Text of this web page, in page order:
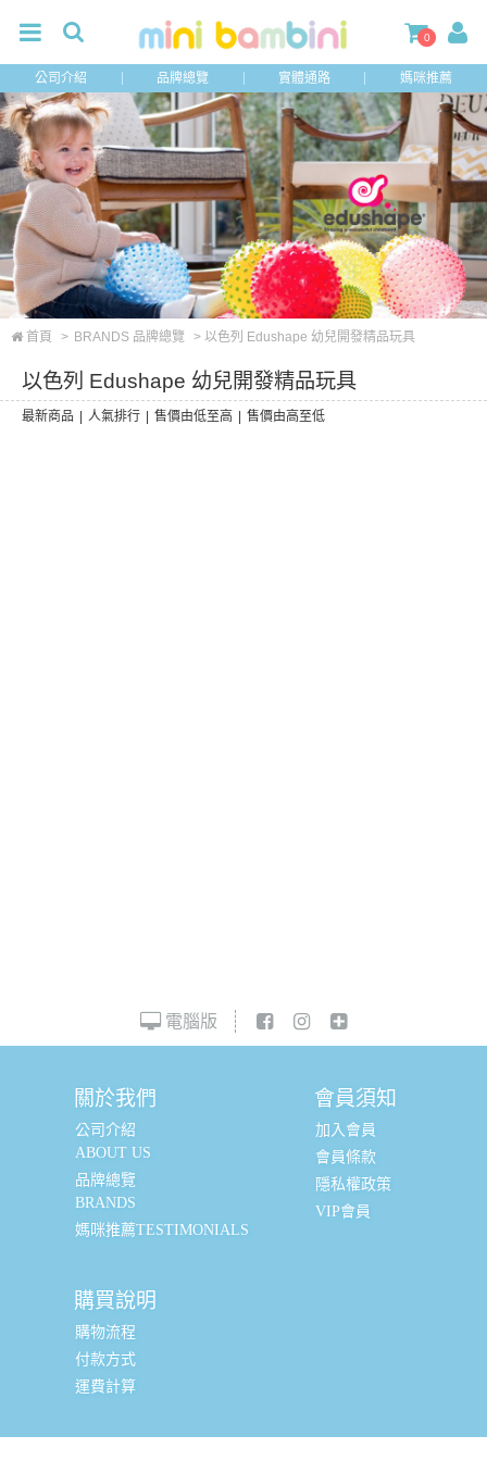
0
公司介紹 品牌總覽 實體通路 媽咪推薦
首頁 > BRANDS 品牌總覽 > 以色列 Edushape 幼兒開發精品玩具
以色列 Edushape 幼兒開發精品玩具
最新商品 | 人氣排行 | 售價由低至高 | 售價由高至低
電腦版
關於我們
公司介紹
ABOUT US
品牌總覽
BRANDS
媽咪推薦TESTIMONIALS
會員須知
加入會員
會員條款
隱私權政策
VIP會員
購買說明
購物流程
付款方式
運費計算